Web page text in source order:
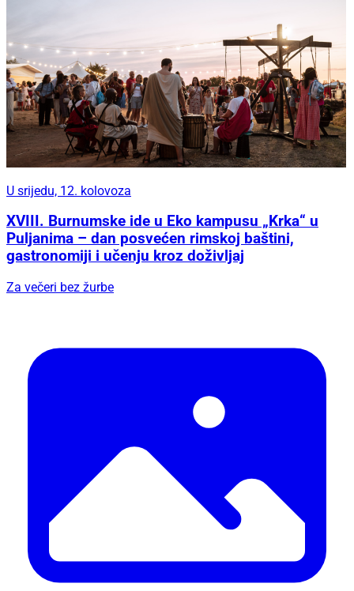
U srijedu, 12. kolovoza
XVIII. Burnumske ide u Eko kampusu „Krka“ u
Puljanima – dan posvećen rimskoj baštini,
gastronomiji i učenju kroz doživljaj
Za večeri bez žurbe